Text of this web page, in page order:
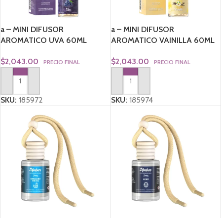
a – MINI DIFUSOR
AROMATICO UVA 60ML
$2,043.00 PRECIO FINAL
AGREGAR AL CARRITO
SKU: 185972
a – MINI DIFUSOR
AROMATICO VAINILLA 60ML
$2,043.00 PRECIO FINAL
AGREGAR AL CARRITO
SKU: 185974